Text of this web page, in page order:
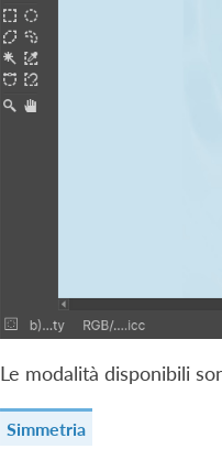
Le modalità disponibili
Simmetria